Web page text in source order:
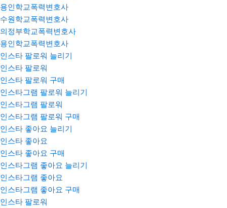
용인학교폭력변호사
수원학교폭력변호사
의정부학교폭력변호사
용인학교폭력변호사
인스타 팔로워 늘리기
인스타 팔로워
인스타 팔로워 구매
인스타그램 팔로워 늘리기
인스타그램 팔로워
인스타그램 팔로워 구매
인스타 좋아요 늘리기
인스타 좋아요
인스타 좋아요 구매
인스타그램 좋아요 늘리기
인스타그램 좋아요
인스타그램 좋아요 구매
인스타 팔로워